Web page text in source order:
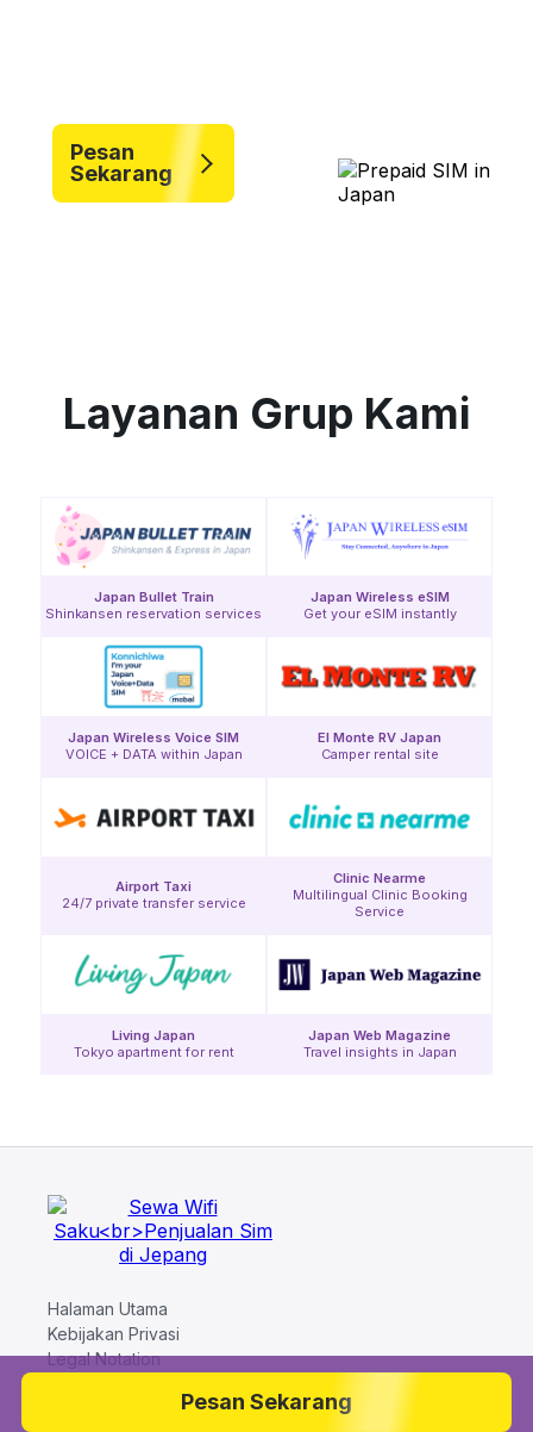
Pesan
Sekarang
Layanan Grup Kami
Japan Bullet Train
Shinkansen reservation services
Japan Wireless eSIM
Get your eSIM instantly
Japan Wireless Voice SIM
VOICE + DATA within Japan
El Monte RV Japan
Camper rental site
Airport Taxi
24/7 private transfer service
Clinic Nearme
Multilingual Clinic Booking
Service
Living Japan
Tokyo apartment for rent
Japan Web Magazine
Travel insights in Japan
Halaman Utama
Kebijakan Privasi
Legal Notation